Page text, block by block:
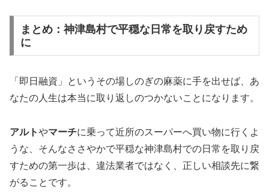
まとめ：神津島村で平穏な日常を取り戻すため
に
「即日融資」というその場しのぎの麻薬に手を出せば、あ
なたの人生は本当に取り返しのつかないことになります。
アルトやマーチに乗って近所のスーパーへ買い物に行くよ
うな、そんなささやかで平穏な神津島村での日常を取り戻
すための第一歩は、違法業者ではなく、正しい相談先に繋
がることです。